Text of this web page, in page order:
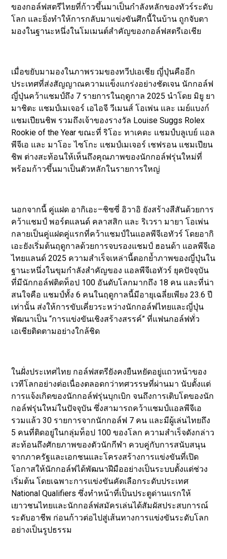
ของกอล์ฟสตรีไทยที่ก้าวขึ้นมาเป็นกำลังหลักของทัวร์ระดับ
โลก และยิ่งทำให้การกลับมาแข่งขันศึกนี้ในบ้าน ถูกจับตา
มองในฐานะหนึ่งในโมเมนต์สำคัญของกอล์ฟสตรีเอเชีย
เมื่อขยับมามองในภาพรวมของทวีปเอเชีย ญี่ปุ่นคืออีก
ประเทศที่ส่งสัญญาณความแข็งแกร่งอย่างชัดเจน นักกอล์ฟ
ญี่ปุ่นคว้าแชมป์ถึง 7 รายการในฤดูกาล 2025 นำโดย มิยู ยา
มาชิตะ แชมป์เมเจอร์ เอไอจี วีเมนส์ โอเพ่น และ เมย์แบงก์
แชมเปียนชิพ รวมถึงเจ้าของรางวัล Louise Suggs Rolex
Rookie of the Year ขณะที่ ริโอะ ทาเคดะ แชมป์บลูเบย์ แอล
พีจีเอ และ มาโอะ ไซโกะ แชมป์เมเจอร์ เชฟรอน แชมเปียน
ชิพ ต่างสะท้อนให้เห็นถึงคุณภาพของนักกอล์ฟรุ่นใหม่ที่
พร้อมก้าวขึ้นมาเป็นตัวหลักในรายการใหญ่
นอกจากนี้ คู่แฝด อากิเอะ–ชิซซี่ อิวาอิ ยังสร้างสีสันด้วยการ
คว้าแชมป์ พอร์ตแลนด์ คลาสสิก และ ริเวรา มายา โอเพ่น
กลายเป็นคู่แฝดคู่แรกที่คว้าแชมป์ในแอลพีจีเอทัวร์ โดยอากิ
เอะยังเริ่มต้นฤดูกาลด้วยการจบรองแชมป์ ฮอนด้า แอลพีจีเอ
ไทยแลนด์ 2025 ความสำเร็จเหล่านี้ตอกย้ำภาพของญี่ปุ่นใน
ฐานะหนึ่งในขุมกำลังสำคัญของ แอลพีจีเอทัวร์ ยุคปัจจุบัน
ที่มีนักกอล์ฟติดท็อป 100 อันดับโลกมากถึง 18 คน และที่น่า
สนใจคือ แชมป์ทั้ง 6 คนในฤดูกาลนี้มีอายุเฉลี่ยเพียง 23.6 ปี
เท่านั้น ส่งให้การขับเคี่ยวระหว่างนักกอล์ฟไทยและญี่ปุ่น
พัฒนาเป็น “การแข่งขันเชิงสร้างสรรค์” ที่แฟนกอล์ฟทั่ว
เอเชียติดตามอย่างใกล้ชิด
ในฝั่งประเทศไทย กอล์ฟสตรียังคงยืนหยัดอยู่แถวหน้าของ
เวทีโลกอย่างต่อเนื่องตลอดกว่าทศวรรษที่ผ่านมา นับตั้งแต่
การแจ้งเกิดของนักกอล์ฟรุ่นบุกเบิก จนถึงการเติบโตของนัก
กอล์ฟรุ่นใหม่ในปัจจุบัน ซึ่งสามารถคว้าแชมป์แอลพีจีเอ
รวมแล้ว 30 รายการจากนักกอล์ฟ 7 คน และมีผู้เล่นไทยถึง
5 คนที่ติดอยู่ในกลุ่มท็อป 100 ของโลก ความสำเร็จดังกล่าว
สะท้อนถึงศักยภาพของตัวนักกีฬา ควบคู่กับการสนับสนุน
จากภาครัฐและเอกชนและโครงสร้างการแข่งขันที่เปิด
โอกาสให้นักกอล์ฟได้พัฒนาฝีมืออย่างเป็นระบบตั้งแต่ช่วง
เริ่มต้น โดยเฉพาะการแข่งขันคัดเลือกระดับประเทศ
National Qualifiers ซึ่งทำหน้าที่เป็นประตูด่านแรกให้
เยาวชนไทยและนักกอล์ฟสมัครเล่นได้สัมผัสประสบการณ์
ระดับอาชีพ ก่อนก้าวต่อไปสู่เส้นทางการแข่งขันระดับโลก
อย่างเป็นรูปธรรม